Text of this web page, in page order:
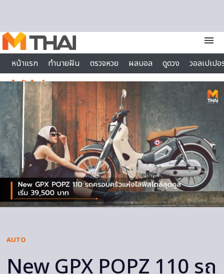
menu
หน้าแรก
ทำนายฝัน ตรวจหวย ผลบอล ดูดวง
วอลเปเป
ไลฟ์สไตล์
AUTO
New GPX POPZ 110 รถ